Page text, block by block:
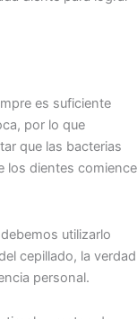
es suficiente
por lo que
que las bacterias
los dientes comience
utilizarlo
cepillado, la verdad
personal.